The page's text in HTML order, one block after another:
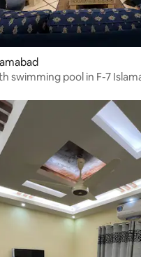
swimming pool in F-7